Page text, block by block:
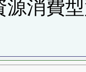
源消費